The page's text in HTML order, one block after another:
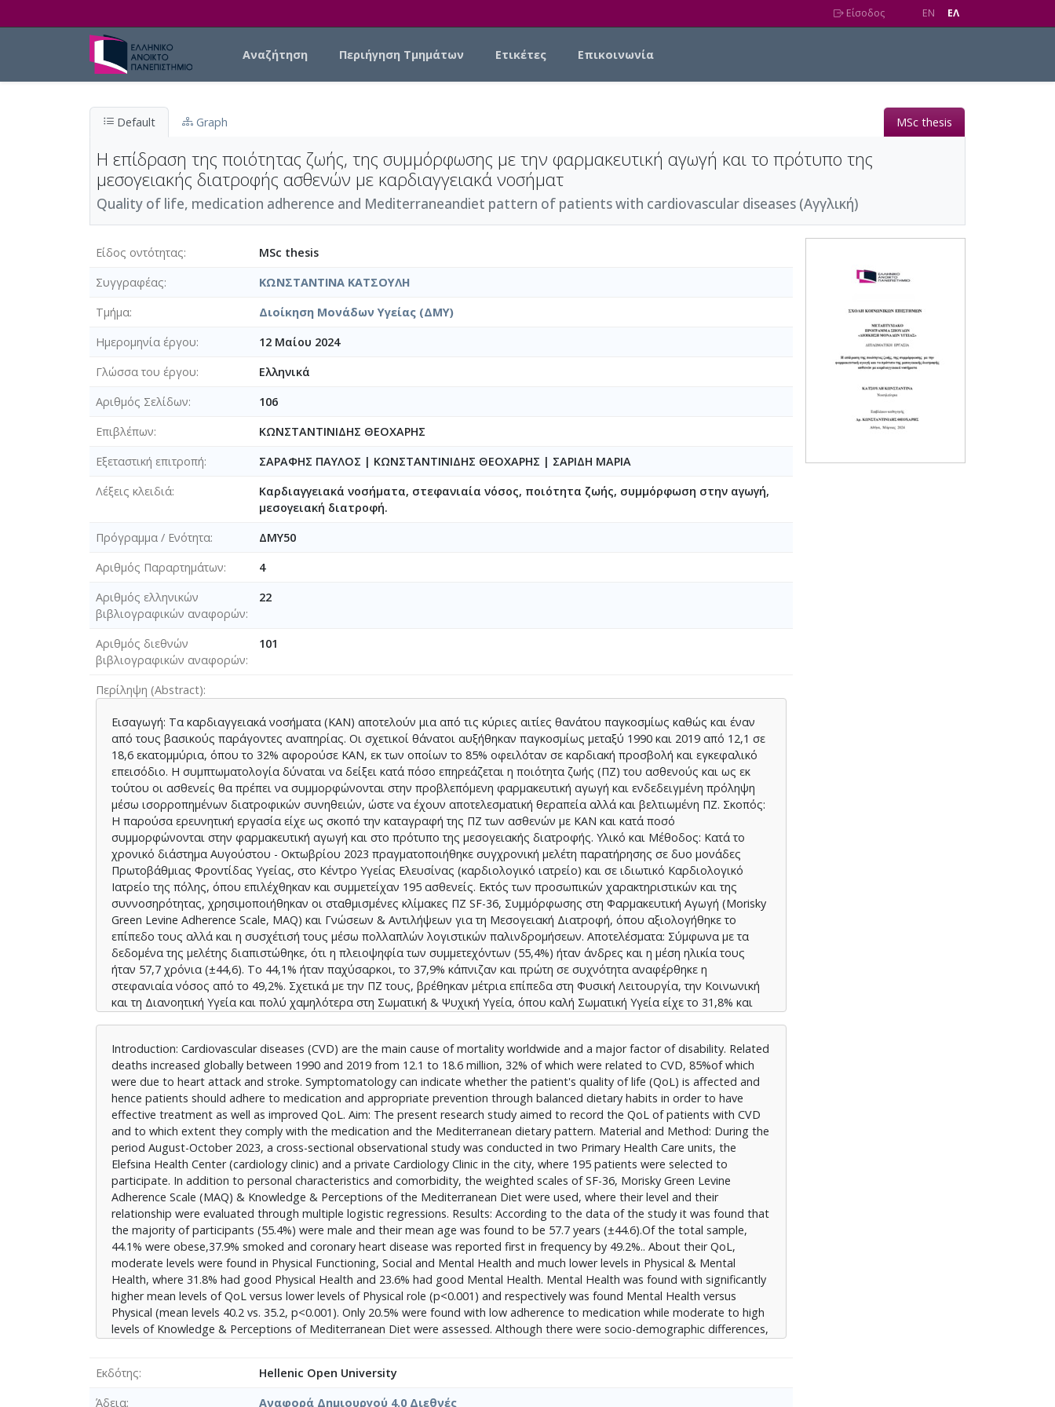
Είσοδος EN EΛ
Αναζήτηση Περιήγηση Τμημάτων Ετικέτες Επικοινωνία
Default Graph MSc thesis
Η επίδραση της ποιότητας ζωής, της συμμόρφωσης με την φαρμακευτική αγωγή και το πρότυπο της
μεσογειακής διατροφής ασθενών με καρδιαγγειακά νοσήματ
Quality of life, medication adherence and Mediterraneandiet pattern of patients with cardiovascular diseases (Αγγλική)
Είδος οντότητας
MSc thesis
Συγγραφέας
ΚΩΝΣΤΑΝΤΙΝΑ ΚΑΤΣΟΥΛΗ
Τμήμα
Διοίκηση Μονάδων Υγείας (ΔΜΥ)
Ημερομηνία έργου
12 Μαίου 2024
Γλώσσα του έργου
Ελληνικά
Αριθμός Σελίδων
106
Επιβλέπων
ΚΩΝΣΤΑΝΤΙΝΙΔΗΣ ΘΕΟΧΑΡΗΣ
Εξεταστική επιτροπή
ΣΑΡΑΦΗΣ ΠΑΥΛΟΣ | ΚΩΝΣΤΑΝΤΙΝΙΔΗΣ ΘΕΟΧΑΡΗΣ | ΣΑΡΙΔΗ ΜΑΡΙΑ
Λέξεις κλειδιά
Καρδιαγγειακά νοσήματα, στεφανιαία νόσος, ποιότητα ζωής, συμμόρφωση στην αγωγή,
μεσογειακή διατροφή.
Πρόγραμμα / Ενότητα
ΔΜΥ50
Αριθμός Παραρτημάτων
4
Αριθμός ελληνικών
βιβλιογραφικών αναφορών
22
Αριθμός διεθνών
βιβλιογραφικών αναφορών
101
Περίληψη (Abstract)
Εισαγωγή: Τα καρδιαγγειακά νοσήματα (ΚΑΝ) αποτελούν μια από τις κύριες αιτίες θανάτου παγκοσμίως καθώς και έναν
από τους βασικούς παράγοντες αναπηρίας. Οι σχετικοί θάνατοι αυξήθηκαν παγκοσμίως μεταξύ 1990 και 2019 από 12,1 σε
18,6 εκατομμύρια, όπου το 32% αφορούσε ΚΑΝ, εκ των οποίων το 85% οφειλόταν σε καρδιακή προσβολή και εγκεφαλικό
επεισόδιο. Η συμπτωματολογία δύναται να δείξει κατά πόσο επηρεάζεται η ποιότητα ζωής (ΠΖ) του ασθενούς και ως εκ
τούτου οι ασθενείς θα πρέπει να συμμορφώνονται στην προβλεπόμενη φαρμακευτική αγωγή και ενδεδειγμένη πρόληψη
μέσω ισορροπημένων διατροφικών συνηθειών, ώστε να έχουν αποτελεσματική θεραπεία αλλά και βελτιωμένη ΠΖ. Σκοπός:
Η παρούσα ερευνητική εργασία είχε ως σκοπό την καταγραφή της ΠΖ των ασθενών με KAN και κατά ποσό
συμμορφώνονται στην φαρμακευτική αγωγή και στο πρότυπο της μεσογειακής διατροφής. Υλικό και Μέθοδος: Κατά το
χρονικό διάστημα Αυγούστου - Οκτωβρίου 2023 πραγματοποιήθηκε συγχρονική μελέτη παρατήρησης σε δυο μονάδες
Πρωτοβάθμιας Φροντίδας Υγείας, στο Κέντρο Υγείας Ελευσίνας (καρδιολογικό ιατρείο) και σε ιδιωτικό Καρδιολογικό
Ιατρείο της πόλης, όπου επιλέχθηκαν και συμμετείχαν 195 ασθενείς. Εκτός των προσωπικών χαρακτηριστικών και της
συννοσηρότητας, χρησιμοποιήθηκαν οι σταθμισμένες κλίμακες ΠΖ SF-36, Συμμόρφωσης στη Φαρμακευτική Αγωγή (Morisky
Green Levine Adherence Scale, MAQ) και Γνώσεων & Αντιλήψεων για τη Μεσογειακή Διατροφή, όπου αξιολογήθηκε το
επίπεδο τους αλλά και η συσχέτισή τους μέσω πολλαπλών λογιστικών παλινδρομήσεων. Αποτελέσματα: Σύμφωνα με τα
δεδομένα της μελέτης διαπιστώθηκε, ότι η πλειοψηφία των συμμετεχόντων (55,4%) ήταν άνδρες και η μέση ηλικία τους
ήταν 57,7 χρόνια (±44,6). Το 44,1% ήταν παχύσαρκοι, το 37,9% κάπνιζαν και πρώτη σε συχνότητα αναφέρθηκε η
στεφανιαία νόσος από το 49,2%. Σχετικά με την ΠΖ τους, βρέθηκαν μέτρια επίπεδα στη Φυσική Λειτουργία, την Κοινωνική
και τη Διανοητική Υγεία και πολύ χαμηλότερα στη Σωματική & Ψυχική Υγεία, όπου καλή Σωματική Υγεία είχε το 31,8% και
35,2, p<0,001). Μόλις το 20,5% βρέθηκε με χαμηλή συμμόρφωση στη φαρμακευτική αγωγή, ενώ εκτιμήθηκαν μέτρια προς
υψηλά τα επίπεδα Γνώσεων & Αντιλήψεων Μεσογειακής Διατροφής. Αν και υπήρχαν κοινωνικοδημογραφικές διαφορές, οι
ασθενείς/επισκέπτες του Ιδιωτικού Ιατρείου δε διέφεραν στη Σωματική & Ψυχική Υγεία ή την Προσήλωση στη
Φαρμακευτική Αγωγή (p>0,05) αλλά είχαν σημαντικά καλύτερες Γνώσεις & Αντιλήψεις Μεσογειακής Διατροφής (p<0,001).
Επίσης, η καλύτερη ΠΖ που αφορά στη Σωματική & Ψυχική Υγεία, σχετιζόταν με τη συνεπή συμμόρφωση στη φαρμακευτική
αγωγή (odds ratio <1.00, p<0,05) αλλά και τις καλύτερες Γνώσεις & Αντιλήψεις που αφορούν την υιοθέτηση της
Μεσογειακής Διατροφής (odds ratio >1.00, p<0,01). Συμπεράσματα: Οι ασθενείς με ΚΑΝ βρέθηκαν με μέτρια επίπεδα ΠΖ,
άριστη συμμόρφωση στη φαρμακευτική αγωγή και μέτρια προς υψηλά επίπεδα Γνώσεων & Αντιλήψεων Μεσογειακής
Διατροφής. Εκείνοι του Ιδιωτικού Ιατρείου έναντι του Κέντρου Υγείας είχαν σημαντικά καλύτερες Γνώσεις & Αντιλήψεις
Μεσογειακής Διατροφής αλλά δε διέφεραν στη Σωματική & Ψυχική Υγεία ή στη Προσήλωση στην Φαρμακευτική Αγωγή. Η
καλή ΠΖ τους ωστόσο επηρεάζεται σημαντικά όχι από τα χαρακτηριστικά τους ή την καρδιακή τους νόσο αλλά από τη
συνεπή συμμόρφωση στη φαρμακευτική αγωγή και τις καλύτερες Γνώσεις & Αντιλήψεις που αφορούν την υιοθέτηση της
Μεσογειακής Διατροφής. Κρίνεται λοιπόν ότι για τους επαγγελματίες υγείας και ιδίως στα πλαίσια της Πρωτοβάθμιας
Φροντίδας Υγείας (ΠΦΥ), τα συγκεκριμένα αποτελέσματα μπορούν να αποτελούν χρήσιμα στοιχεία στη συλλογική
αντιμετώπιση της θεραπείας και της φροντίδας των ασθενών με ΚΑΝ. Λέξεις κλειδιά: καρδιαγγειακά νοσήματα, στεφανιαία
νόσος, ποιότητα ζωής, συμμόρφωση στην αγωγή, μεσογειακή διατροφή.
Introduction: Cardiovascular diseases (CVD) are the main cause of mortality worldwide and a major factor of disability. Related
deaths increased globally between 1990 and 2019 from 12.1 to 18.6 million, 32% of which were related to CVD, 85%of which
were due to heart attack and stroke. Symptomatology can indicate whether the patient's quality of life (QoL) is affected and
hence patients should adhere to medication and appropriate prevention through balanced dietary habits in order to have
effective treatment as well as improved QoL. Aim: The present research study aimed to record the QoL of patients with CVD
and to which extent they comply with the medication and the Mediterranean dietary pattern. Material and Method: During the
period August-October 2023, a cross-sectional observational study was conducted in two Primary Health Care units, the
Elefsina Health Center (cardiology clinic) and a private Cardiology Clinic in the city, where 195 patients were selected to
participate. In addition to personal characteristics and comorbidity, the weighted scales of SF-36, Morisky Green Levine
Adherence Scale (MAQ) & Knowledge & Perceptions of the Mediterranean Diet were used, where their level and their
relationship were evaluated through multiple logistic regressions. Results: According to the data of the study it was found that
the majority of participants (55.4%) were male and their mean age was found to be 57.7 years (±44.6).Of the total sample,
44.1% were obese,37.9% smoked and coronary heart disease was reported first in frequency by 49.2%.. About their QoL,
moderate levels were found in Physical Functioning, Social and Mental Health and much lower levels in Physical & Mental
Health, where 31.8% had good Physical Health and 23.6% had good Mental Health. Mental Health was found with significantly
higher mean levels of QoL versus lower levels of Physical role (p<0.001) and respectively was found Mental Health versus
Physical (mean levels 40.2 vs. 35.2, p<0.001). Only 20.5% were found with low adherence to medication while moderate to high
levels of Knowledge & Perceptions of Mediterranean Diet were assessed. Although there were socio-demographic differences,
to Physical & QoL relevant to Physical & Mental Health was associated with consistent adherence to medication (odds ratio
<1.00, p<0.05) but also better Knowledge & Perceptions related to adopting the Mediterranean Diet (odds ratio >1.00,
Εκδότης
Hellenic Open University
Άδεια
Αναφορά Δημιουργού 4.0 Διεθνές